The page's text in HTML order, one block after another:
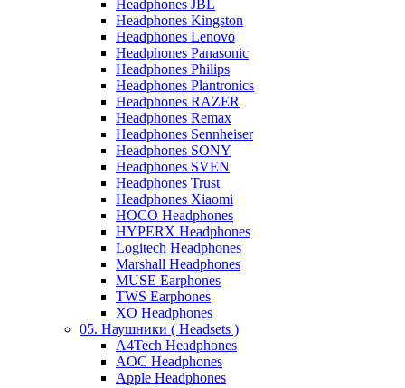
Headphones JBL
Headphones Kingston
Headphones Lenovo
Headphones Panasonic
Headphones Philips
Headphones Plantronics
Headphones RAZER
Headphones Remax
Headphones Sennheiser
Headphones SONY
Headphones SVEN
Headphones Trust
Headphones Xiaomi
HOCO Headphones
HYPERX Headphones
Logitech Headphones
Marshall Headphones
MUSE Earphones
TWS Earphones
XO Headphones
05. Наушники ( Headsets )
A4Tech Headphones
AOC Headphones
Apple Headphones